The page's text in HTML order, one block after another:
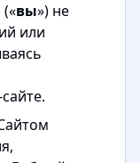
вы») не
или